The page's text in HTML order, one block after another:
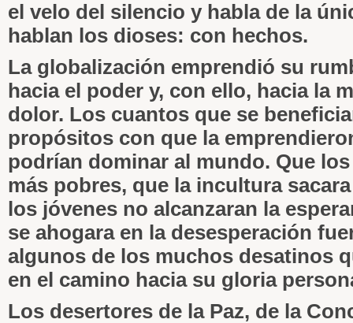
el velo del silencio y habla de la
hablan los dioses: con hechos.
La globalización emprendió su
hacia el poder y, con ello, hacia la
dolor. Los cuantos que se
propósitos con que la
podrían dominar al mundo. Que
más pobres, que la incultura
los jóvenes no alcanzaran la
se ahogara en la desesperación
algunos de los muchos desatinos
en el camino hacia su gloria
Los desertores de la Paz, de la